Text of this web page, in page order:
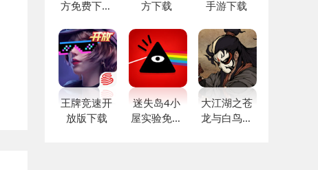
方免费下载
方下载
手游下载
王牌竞速开
放版下载
迷失岛4小
屋实验免费
大江湖之苍
龙与白鸟最